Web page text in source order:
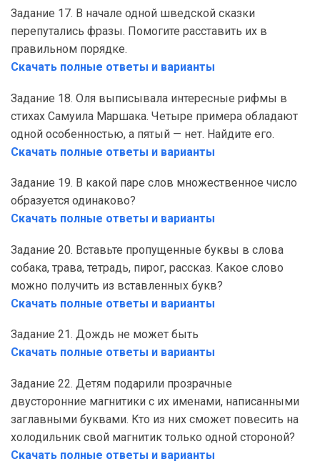
Задание 17. В начале одной шведской сказки
перепутались фразы. Помогите расставить их в
правильном порядке.
Скачать полные ответы и варианты
Задание 18. Оля выписывала интересные рифмы в
стихах Самуила Маршака. Четыре примера обладают
одной особенностью, а пятый — нет. Найдите его.
Скачать полные ответы и варианты
Задание 19. В какой паре слов множественное число
образуется одинаково?
Скачать полные ответы и варианты
Задание 20. Вставьте пропущенные буквы в слова
собака, трава, тетрадь, пирог, рассказ. Какое слово
можно получить из вставленных букв?
Скачать полные ответы и варианты
Задание 21. Дождь не может быть
Скачать полные ответы и варианты
Задание 22. Детям подарили прозрачные
двусторонние магнитики с их именами, написанными
заглавными буквами. Кто из них сможет повесить на
холодильник свой магнитик только одной стороной?
Скачать полные ответы и варианты